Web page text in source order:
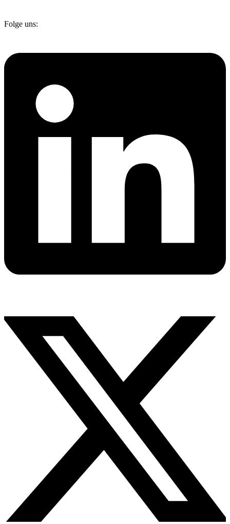
Folge uns: